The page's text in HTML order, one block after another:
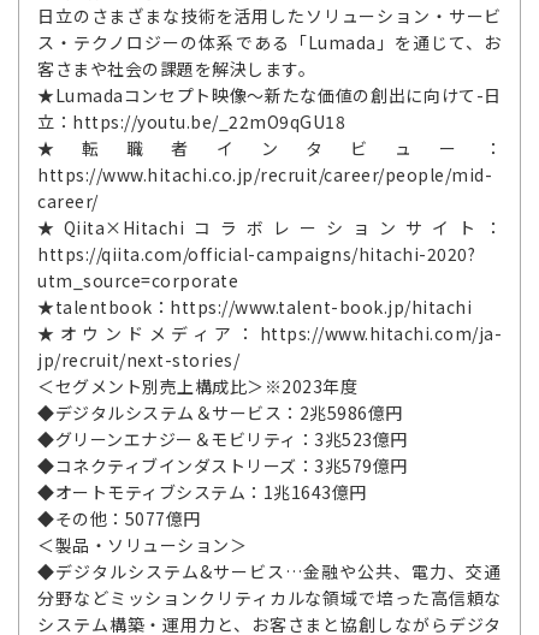
日立のさまざまな技術を活用したソリューション・サービ
ス・テクノロジーの体系である「Lumada」を通じて、お
客さまや社会の課題を解決します。
★Lumadaコンセプト映像～新たな価値の創出に向けて-日
立：https://youtu.be/_22mO9qGU18
★転職者インタビュー：
https://www.hitachi.co.jp/recruit/career/people/mid-
career/
★Qiita×Hitachiコラボレーションサイト：
https://qiita.com/official-campaigns/hitachi-2020?
utm_source=corporate
★talentbook：https://www.talent-book.jp/hitachi
★オウンドメディア：https://www.hitachi.com/ja-
jp/recruit/next-stories/
＜セグメント別売上構成比＞※2023年度
◆デジタルシステム＆サービス：2兆5986億円
◆グリーンエナジー＆モビリティ：3兆523億円
◆コネクティブインダストリーズ：3兆579億円
◆オートモティブシステム：1兆1643億円
◆その他：5077億円
＜製品・ソリューション＞
◆デジタルシステム&サービス…金融や公共、電力、交通
分野などミッションクリティカルな領域で培った高信頼な
システム構築・運用力と、お客さまと協創しながらデジタ